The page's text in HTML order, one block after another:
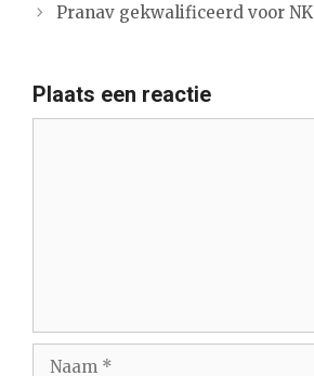
Pranav gekwalificeerd voor NK
Plaats een reactie
Naam